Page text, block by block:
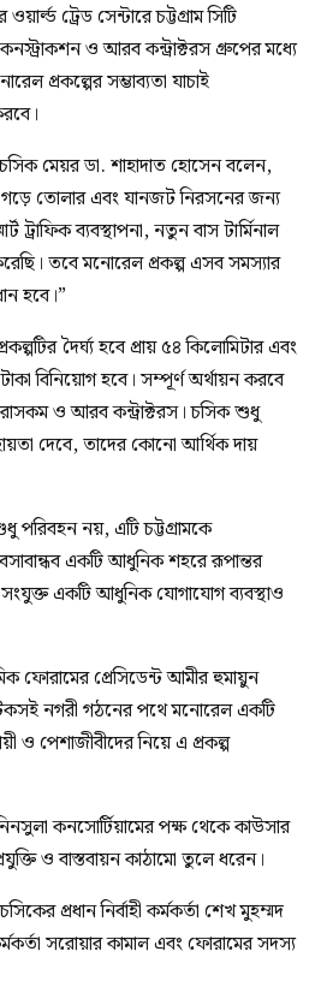
ট্রেড সেন্টারে চট্টগ্রাম সিটি
ও আরব কন্ট্রাক্টরস গ্রুপের মধ্যে
প্রকল্পের সম্ভাব্যতা যাচাই
মেয়র ডা. শাহাদাত হোসেন বলেন,
গড়ে তোলার এবং যানজট নিরসনের জন্য
ট্রাফিক ব্যবস্থাপনা, নতুন বাস টার্মিনাল
তবে মনোরেল প্রকল্প এসব সমস্যার
হবে।”
দৈর্ঘ্য হবে প্রায় ৫৪ কিলোমিটার এবং
বিনিয়োগ হবে। সম্পূর্ণ অর্থায়ন করবে
ওরাসকম ও আরব কন্ট্রাক্টরস। চসিক শুধু
দেবে, তাদের কোনো আর্থিক দায়
নয়, এটি চট্টগ্রামকে
একটি আধুনিক শহরে রূপান্তর
সংযুক্ত একটি আধুনিক যোগাযোগ ব্যবস্থাও
ফোরামের প্রেসিডেন্ট আমীর হুমায়ুন
নগরী গঠনের পথে মনোরেল একটি
ও পেশাজীবীদের নিয়ে এ প্রকল্প
কনসোর্টিয়ামের পক্ষ থেকে কাউসার
ও বাস্তবায়ন কাঠামো তুলে ধরেন।
প্রধান নির্বাহী কর্মকর্তা শেখ মুহম্মদ
সরোয়ার কামাল এবং ফোরামের সদস্য